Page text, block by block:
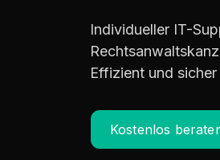
Individueller IT-
Effizient und
Kostenlos